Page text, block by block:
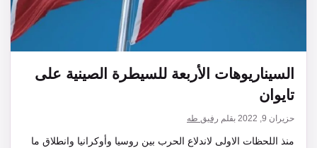
السيناريوهات الأربعة للسيطرة الصينية على
تايوان
حزيران 9, 2022 بقلم رفيق طه
منذ اللحظات الاولى لاندلاع الحرب بين روسيا وأوكرانيا وانطلاق ما